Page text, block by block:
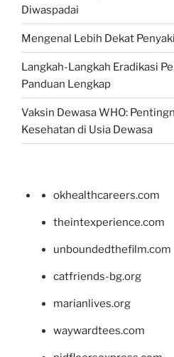
Diwaspadai
Mengenal Lebih Dekat
Langkah-Langkah Eradikasi
Panduan Lengkap
Vaksin Dewasa WHO:
Kesehatan di Usia Dewasa
okhealthcareers.com
theintexperience.com
unboundedthefilm.com
catfriends-bg.org
marianlives.org
waywardtees.com